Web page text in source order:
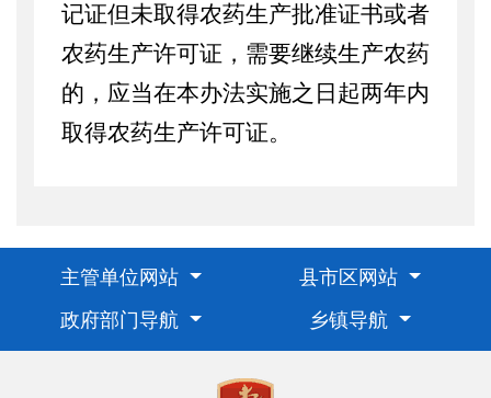
记证但未取得农药生产批准证书或者
农药生产许可证， 需要继续生产农药
的，应当在本办法实施之日起两年内
取得农药生产许可证。
主管单位网站
县市区网站
政府部门导航
乡镇导航